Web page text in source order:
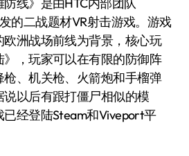
的二战题材VR射击游戏。游戏
洲战场前线为背景，核心玩
，玩家可以在有限的防御阵
、机关枪、火箭炮和手榴弹
以后有跟打僵尸相似的模
经登陆Steam和Viveport平